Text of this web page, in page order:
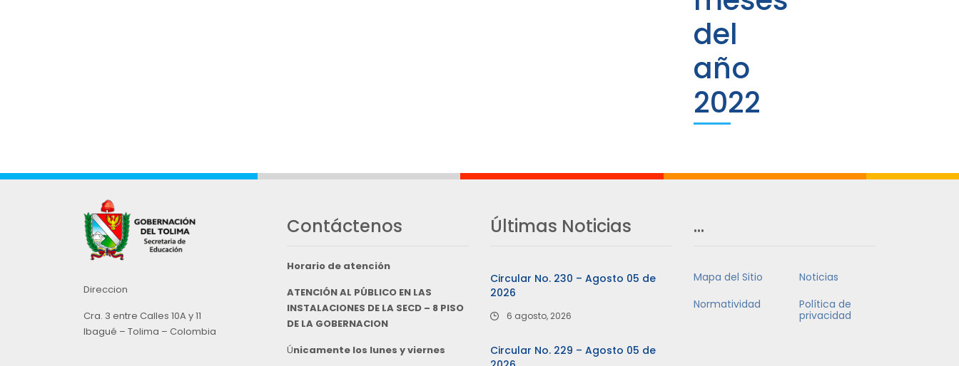
del
año
2022
Direccion
Cra. 3 entre Calles 10A y 11
Ibagué – Tolima – Colombia
Contáctenos
Horario de atención
ATENCIÓN AL PÚBLICO EN LAS
INSTALACIONES DE LA SECD – 8 PISO
DE LA GOBERNACION
Únicamente los lunes y viernes
Últimas Noticias
Circular No. 230 – Agosto 05 de
2026
6 agosto, 2026
Circular No. 229 – Agosto 05 de
…
Mapa del Sitio
Noticias
Normatividad
Política de
privacidad